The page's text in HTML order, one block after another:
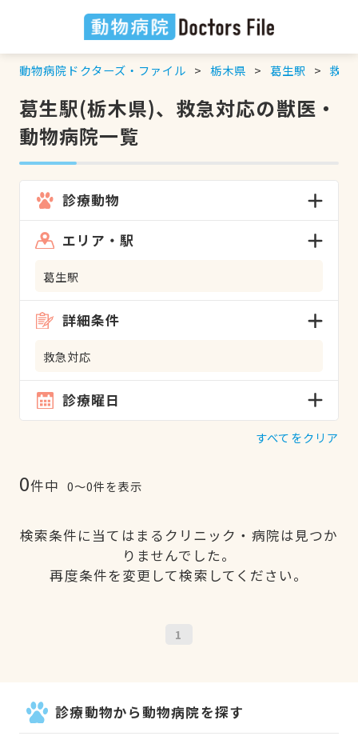
動物病院ドクターズ・ファイル 栃木県 葛生駅 救急
葛生駅(栃木県)、救急対応の獣医・
動物病院一覧
診療動物
エリア・駅
葛生駅
詳細条件
救急対応
診療曜日
すべてをクリア
0件中 0〜0件を表示
検索条件に当てはまるクリニック・病院は見つか
りませんでした。
再度条件を変更して検索してください。
1
診療動物から動物病院を探す